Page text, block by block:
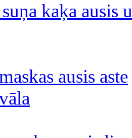
kaķa ausis
ausis aste